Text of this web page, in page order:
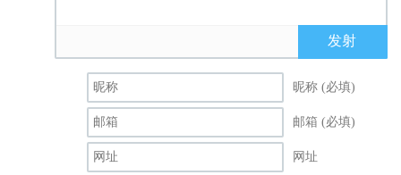
发射
昵称 (必填)
邮箱 (必填)
网址